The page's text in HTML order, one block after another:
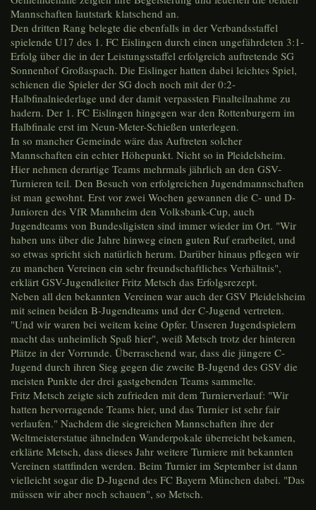
Mannschaften lautstark klatschend an.
Den dritten Rang belegte die ebenfalls in der Verbandsstaffel
spielende U17 des 1. FC Eislingen durch einen ungefährdeten 3:1-
Erfolg über die in der Leistungsstaffel erfolgreich auftretende SG
Sonnenhof Großaspach. Die Eislinger hatten dabei leichtes Spiel,
schienen die Spieler der SG doch noch mit der 0:2-
Halbfinalniederlage und der damit verpassten Finalteilnahme zu
hadern. Der 1. FC Eislingen hingegen war den Rottenburgern im
Halbfinale erst im Neun-Meter-Schießen unterlegen.
In so mancher Gemeinde wäre das Auftreten solcher
Mannschaften ein echter Höhepunkt. Nicht so in Pleidelsheim.
Hier nehmen derartige Teams mehrmals jährlich an den GSV-
Turnieren teil. Den Besuch von erfolgreichen Jugendmannschaften
ist man gewohnt. Erst vor zwei Wochen gewannen die C- und D-
Junioren des VfR Mannheim den Volksbank-Cup, auch
Jugendteams von Bundesligisten sind immer wieder im Ort. "Wir
haben uns über die Jahre hinweg einen guten Ruf erarbeitet, und
so etwas spricht sich natürlich herum. Darüber hinaus pflegen wir
zu manchen Vereinen ein sehr freundschaftliches Verhältnis",
erklärt GSV-Jugendleiter Fritz Metsch das Erfolgsrezept.
Neben all den bekannten Vereinen war auch der GSV Pleidelsheim
mit seinen beiden B-Jugendteams und der C-Jugend vertreten.
"Und wir waren bei weitem keine Opfer. Unseren Jugendspielern
macht das unheimlich Spaß hier", weiß Metsch trotz der hinteren
Plätze in der Vorrunde. Überraschend war, dass die jüngere C-
Jugend durch ihren Sieg gegen die zweite B-Jugend des GSV die
meisten Punkte der drei gastgebenden Teams sammelte.
Fritz Metsch zeigte sich zufrieden mit dem Turnierverlauf: "Wir
hatten hervorragende Teams hier, und das Turnier ist sehr fair
verlaufen." Nachdem die siegreichen Mannschaften ihre der
Weltmeisterstatue ähnelnden Wanderpokale überreicht bekamen,
erklärte Metsch, dass dieses Jahr weitere Turniere mit bekannten
Vereinen stattfinden werden. Beim Turnier im September ist dann
vielleicht sogar die D-Jugend des FC Bayern München dabei. "Das
müssen wir aber noch schauen", so Metsch.